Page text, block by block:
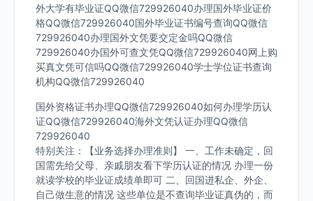
外大学有毕业证QQ微信729926040办理国外毕业证价
格QQ微信729926040国外毕业证书编号查询QQ微信
729926040办理国外文凭要交定金吗QQ微信
729926040办国外可查文凭QQ微信729926040网上购
买真文凭可信吗QQ微信729926040学士学位证书查询
机构QQ微信729926040
国外资格证书办理QQ微信729926040如何办理学历认
证QQ微信729926040海外文凭认证办理QQ微信
729926040
特别关注：【业务选择办理准则】 一、工作未确定，回
国需先给父母、亲戚朋友看下学历认证的情况 办理一份
就读学校的毕业证成绩单即可 二、回国进私企、外企、
自己做生意的情况 这些单位是不查询毕业证真伪的，而